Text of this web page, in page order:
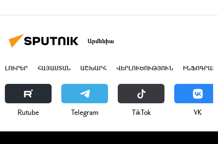
Արմենիա
ԼՈՒՐԵՐ ՀԱՅԱՍՏԱՆ ԱՇԽԱՐՀ ՎԵՐԼՈՒԾՈՒԹՅՈՒՆ
Rutube Telegram ТikТоk VK